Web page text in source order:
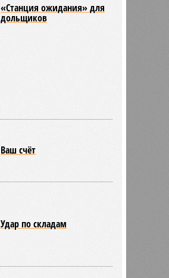
«Станция ожидания» для
дольщиков
Ваш счёт
Удар по складам